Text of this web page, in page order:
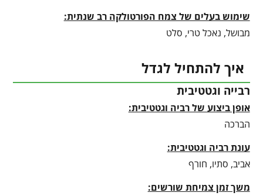
שימוש בעלים של צמח הפורטולקה רב שנתית:
מבושל, נאכל טרי, סלט
איך להתחיל לגדל
רבייה וגטטיבית
אופן ביצוע של רביה וגטטיבית:
הברכה
עונת רביה וגטטיבית:
אביב, סתיו, חורף
משך זמן צמיחת שורשים: